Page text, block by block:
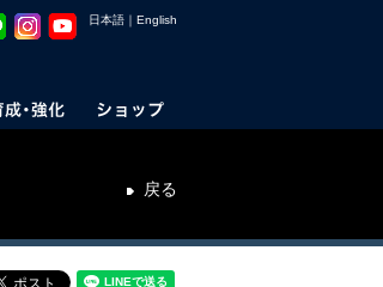
日本語 ｜ English
戻る